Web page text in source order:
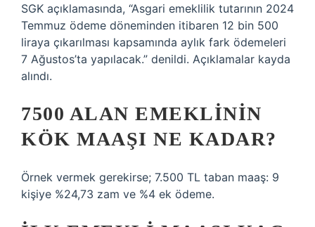
SGK açıklamasında, “Asgari emeklilik tutarının 2024
Temmuz ödeme döneminden itibaren 12 bin 500
liraya çıkarılması kapsamında aylık fark ödemeleri
7 Ağustos’ta yapılacak.” denildi. Açıklamalar kayda
alındı.
7500 ALAN EMEKLININ
KÖK MAAŞI NE KADAR?
Örnek vermek gerekirse; 7.500 TL taban maaş: 9
kişiye %24,73 zam ve %4 ek ödeme.